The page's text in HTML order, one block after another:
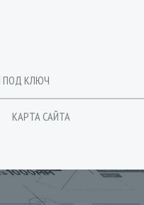
ПОД КЛЮЧ
КАРТА САЙТА